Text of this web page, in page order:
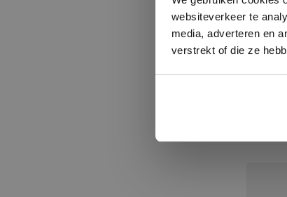
websiteverkeer te
media, adverteren en
verstrekt of die ze